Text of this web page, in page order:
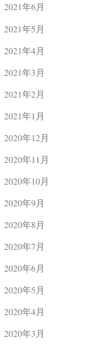
2021年6月
2021年5月
2021年4月
2021年3月
2021年2月
2021年1月
2020年12月
2020年11月
2020年10月
2020年9月
2020年8月
2020年7月
2020年6月
2020年5月
2020年4月
2020年3月